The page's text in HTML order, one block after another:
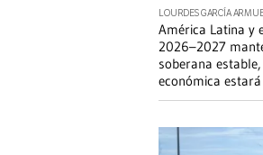
LOURDES GARCÍA
América Latina y
2026–2027
soberana
económica